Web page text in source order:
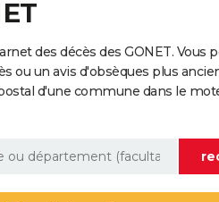
des décès des GONET. Vous
ou un avis d'obsèques plus
d'une commune dans le